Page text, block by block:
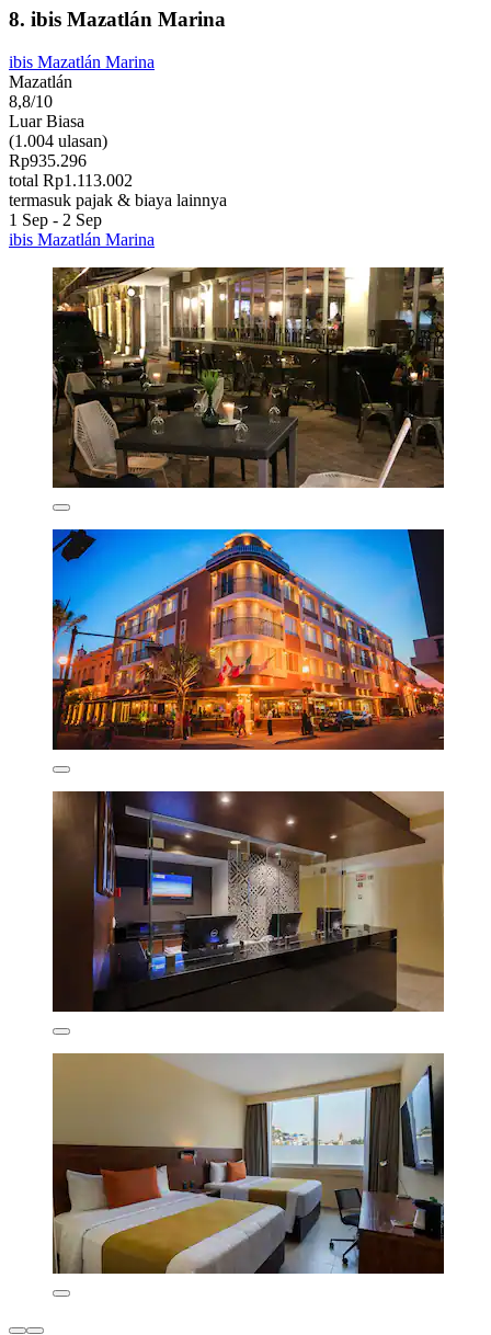
8. ibis Mazatlán Marina
ibis Mazatlán Marina
Mazatlán
8,8/10
Luar Biasa
(1.004 ulasan)
Rp935.296
total Rp1.113.002
termasuk pajak & biaya lainnya
1 Sep - 2 Sep
ibis Mazatlán Marina